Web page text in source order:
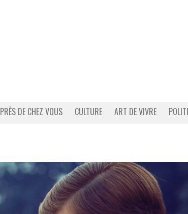
PRÈS DE CHEZ VOUS CULTURE ART DE VIVRE